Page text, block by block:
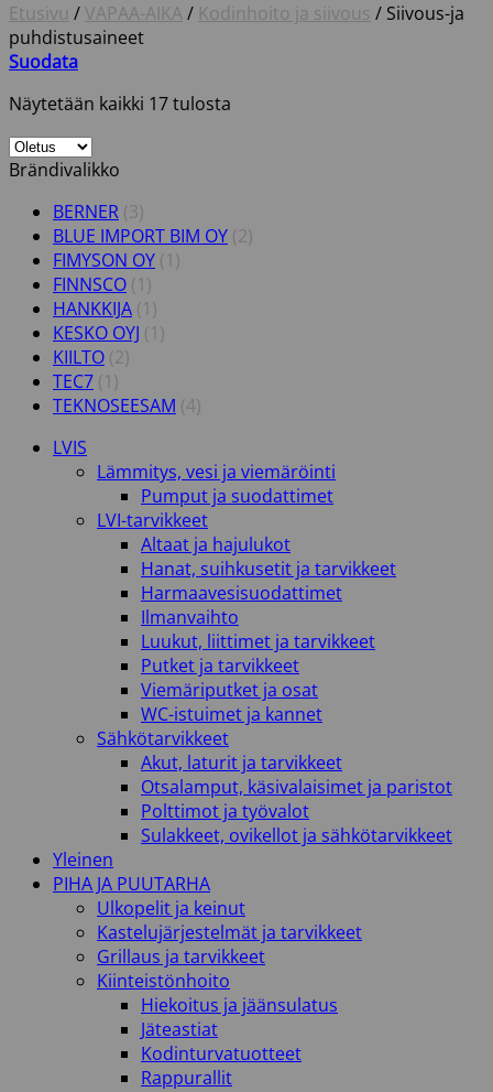
Etusivu / VAPAA-AIKA/ Kodinhoito ja siivous / Siivous-ja
puhdistusaineet
Suodata
Näytetään kaikki 17 tulosta
Brändivalikko
BERNER (3)
BLUE IMPORT BIM OY (2)
FIMYSON OY (1)
FINNSCO (1)
HANKKIJA (1)
KESKO OYJ (1)
KIILTO (2)
TEC7 (1)
TEKNOSEESAM (4)
LVIS
Lämmitys, vesi ja viemäröinti
Pumput ja suodattimet
LVI-tarvikkeet
Altaat ja hajulukot
Hanat, suihkusetit ja tarvikkeet
Harmaavesisuodattimet
Ilmanvaihto
Luukut, liittimet ja tarvikkeet
Putket ja tarvikkeet
Viemäriputket ja osat
WC-istuimet ja kannet
Sähkötarvikkeet
Akut, laturit ja tarvikkeet
Otsalamput, käsivalaisimet ja paristot
Polttimot ja työvalot
Sulakkeet, ovikellot ja sähkötarvikkeet
Yleinen
PIHA JA PUUTARHA
Ulkopelit ja keinut
Kastelujärjestelmät ja tarvikkeet
Grillaus ja tarvikkeet
Kiinteistönhoito
Hiekoitus ja jäänsulatus
Jäteastiat
Kodinturvatuotteet
Rappurallit